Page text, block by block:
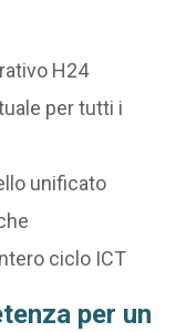
H24
per tutti i
unificato
ciclo ICT
per un